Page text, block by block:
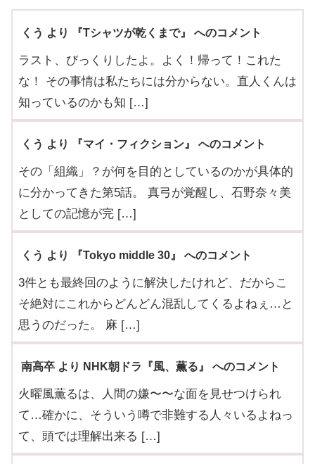
くう より 『Tシャツが乾くまで』 へのコメント
ラスト、びっくりしたよ。よく！帰って！これた
な！ その事情は私たちには分からない。直人くんは
知っているのかも知 […]
くう より 『マイ・フィクション』 へのコメント
その「組織」？が何を目的としているのかが具体的
に分かってきた第5話。 真弓が覚醒し、石野奈々美
としての記憶が完 […]
くう より 『Tokyo middle 30』 へのコメント
3件とも最終回のように解決したけれど、だからこ
そ絶対にこれからどんどん混乱してくるよねぇ…と
思うのだった。 麻 […]
南高卒 より NHK朝ドラ『風、薫る』 へのコメント
火曜風薫るは、人間の嫌〜〜な面を見せつけられ
て…確かに、そういう噂で非難する人々いるよねっ
て、頭では理解出来る […]